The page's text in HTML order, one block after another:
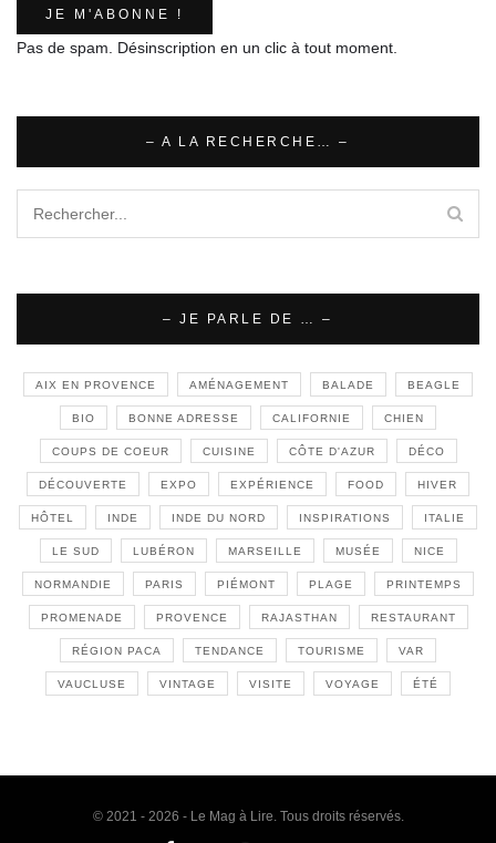
Pas de spam. Désinscription en un clic à tout moment.
– A LA RECHERCHE… –
– JE PARLE DE … –
AIX EN PROVENCE AMÉNAGEMENT BALADE BEAGLE
BIO BONNE ADRESSE CALIFORNIE CHIEN
COUPS DE COEUR CUISINE CÔTE D'AZUR DÉCO
DÉCOUVERTE EXPO EXPÉRIENCE FOOD HIVER
HÔTEL INDE INDE DU NORD INSPIRATIONS ITALIE
LE SUD LUBÉRON MARSEILLE MUSÉE NICE
NORMANDIE PARIS PIÉMONT PLAGE PRINTEMPS
PROMENADE PROVENCE RAJASTHAN RESTAURANT
RÉGION PACA TENDANCE TOURISME VAR
VAUCLUSE VINTAGE VISITE VOYAGE ÉTÉ
© 2021 - 2026 - Le Mag à Lire. Tous droits réservés.